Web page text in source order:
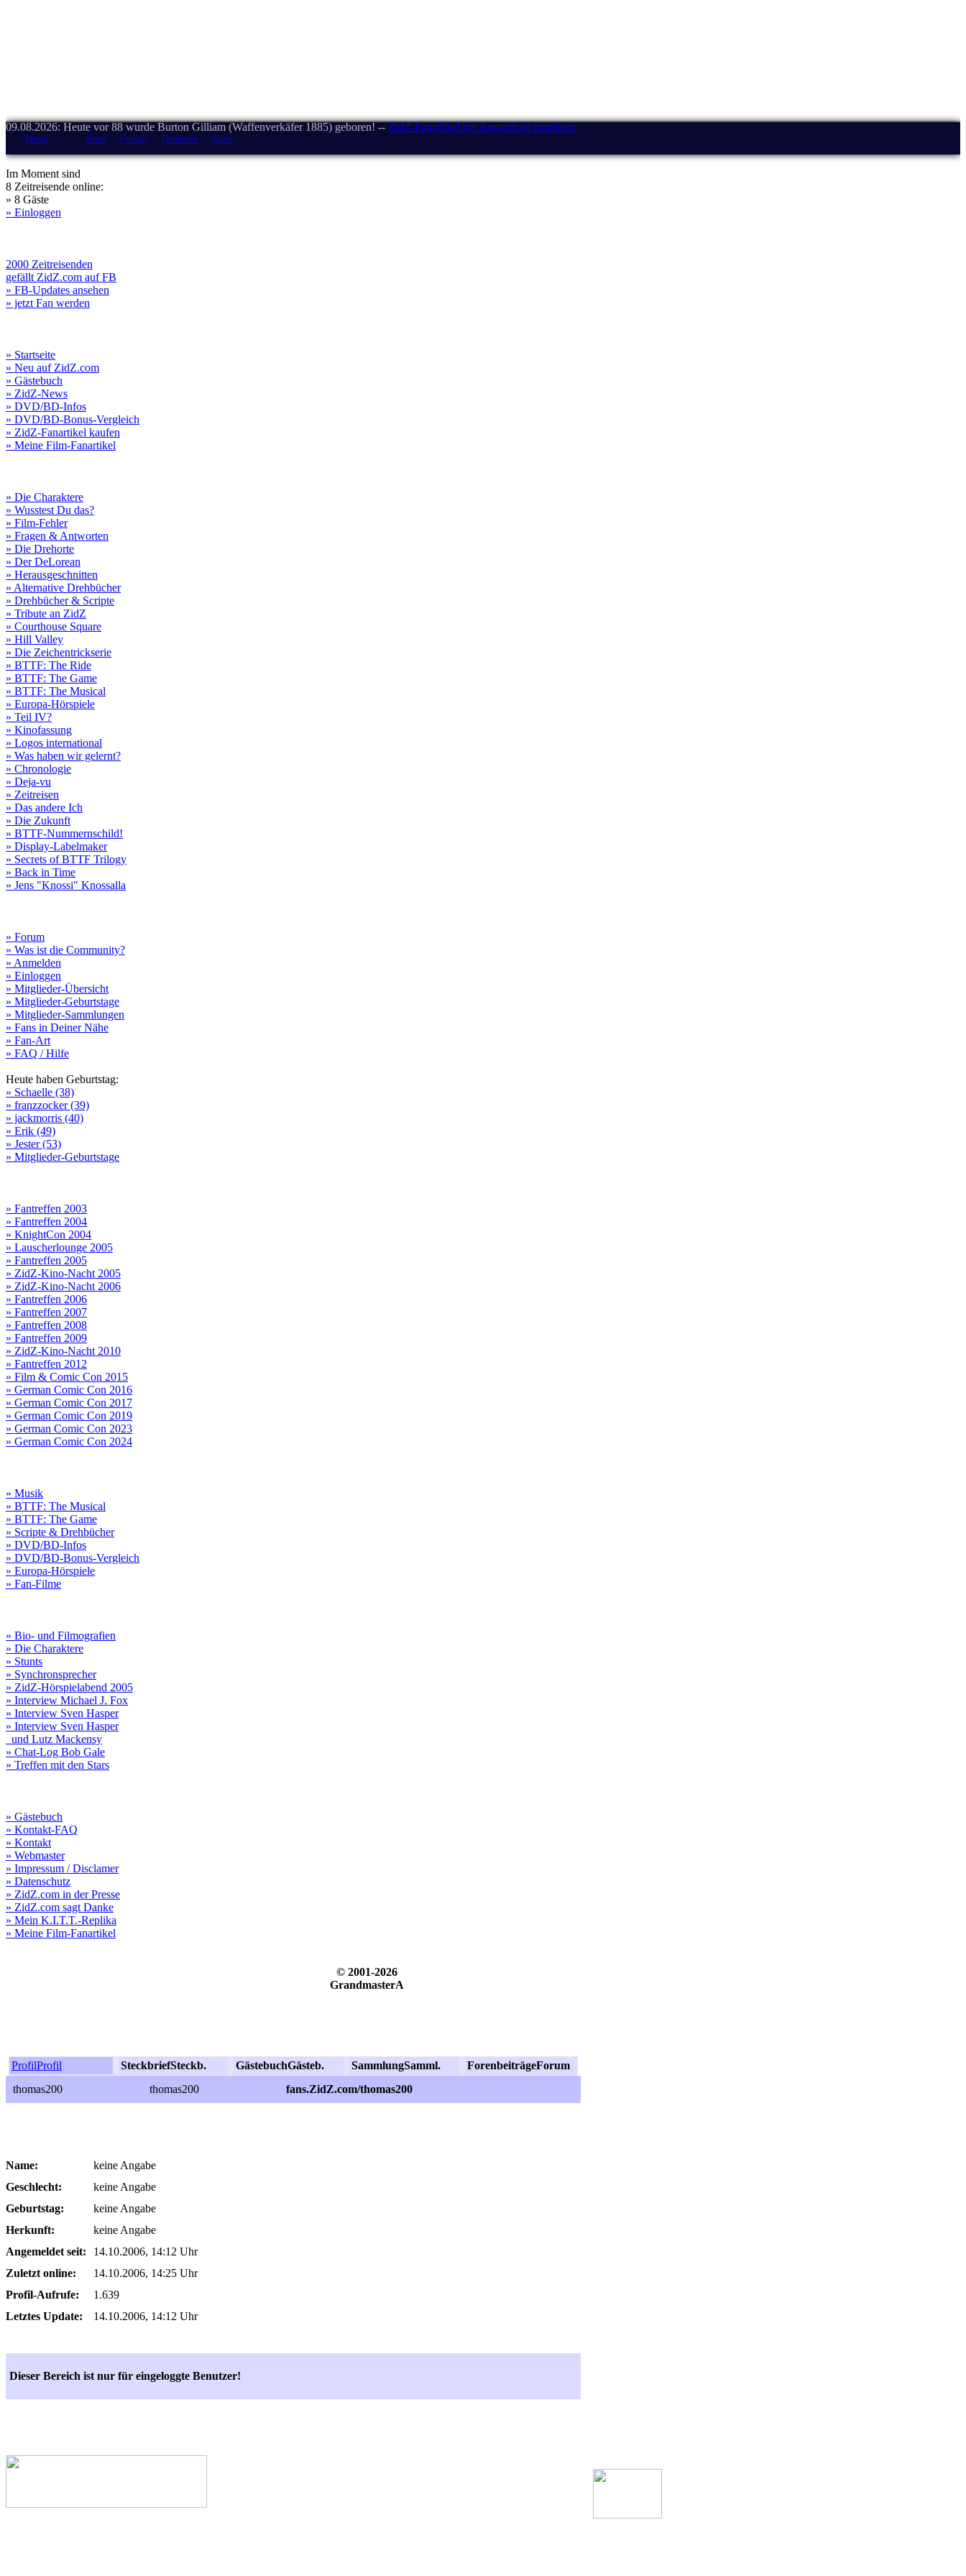
09.08.2026: Heute vor 88 wurde Burton Gilliam (Waffenverkäfer 1885) geboren! -- ZidZ-Fanartikel bei Amazon.de bestellen!
Menü Start Forum Drehorte Stars
Im Moment sind
8 Zeitreisende online:
» 8 Gäste
» Einloggen
2000 Zeitreisenden
gefällt ZidZ.com auf FB
» FB-Updates ansehen
» jetzt Fan werden
» Startseite
» Neu auf ZidZ.com
» Gästebuch
» ZidZ-News
» DVD/BD-Infos
» DVD/BD-Bonus-Vergleich
» ZidZ-Fanartikel kaufen
» Meine Film-Fanartikel
» Die Charaktere
» Wusstest Du das?
» Film-Fehler
» Fragen & Antworten
» Die Drehorte
» Der DeLorean
» Herausgeschnitten
» Alternative Drehbücher
» Drehbücher & Scripte
» Tribute an ZidZ
» Courthouse Square
» Hill Valley
» Die Zeichentrickserie
» BTTF: The Ride
» BTTF: The Game
» BTTF: The Musical
» Europa-Hörspiele
» Teil IV?
» Kinofassung
» Logos international
» Was haben wir gelernt?
» Chronologie
» Deja-vu
» Zeitreisen
» Das andere Ich
» Die Zukunft
» BTTF-Nummernschild!
» Display-Labelmaker
» Secrets of BTTF Trilogy
» Back in Time
» Jens "Knossi" Knossalla
» Forum
» Was ist die Community?
» Anmelden
» Einloggen
» Mitglieder-Übersicht
» Mitglieder-Geburtstage
» Mitglieder-Sammlungen
» Fans in Deiner Nähe
» Fan-Art
» FAQ / Hilfe
Heute haben Geburtstag:
» Schaelle (38)
» franzzocker (39)
» jackmorris (40)
» Erik (49)
» Jester (53)
» Mitglieder-Geburtstage
» Fantreffen 2003
» Fantreffen 2004
» KnightCon 2004
» Lauscherlounge 2005
» Fantreffen 2005
» ZidZ-Kino-Nacht 2005
» ZidZ-Kino-Nacht 2006
» Fantreffen 2006
» Fantreffen 2007
» Fantreffen 2008
» Fantreffen 2009
» ZidZ-Kino-Nacht 2010
» Fantreffen 2012
» Film & Comic Con 2015
» German Comic Con 2016
» German Comic Con 2017
» German Comic Con 2019
» German Comic Con 2023
» German Comic Con 2024
» Musik
» BTTF: The Musical
» BTTF: The Game
» Scripte & Drehbücher
» DVD/BD-Infos
» DVD/BD-Bonus-Vergleich
» Europa-Hörspiele
» Fan-Filme
» Bio- und Filmografien
» Die Charaktere
» Stunts
» Synchronsprecher
» ZidZ-Hörspielabend 2005
» Interview Michael J. Fox
» Interview Sven Hasper
» Interview Sven Hasper
und Lutz Mackensy
» Chat-Log Bob Gale
» Treffen mit den Stars
» Gästebuch
» Kontakt-FAQ
» Kontakt
» Webmaster
» Impressum / Disclamer
» Datenschutz
» ZidZ.com in der Presse
» ZidZ.com sagt Danke
» Mein K.I.T.T.-Replika
» Meine Film-Fanartikel
© 2001-2026
GrandmasterA
ProfilProfil SteckbriefSteckb. GästebuchGästeb. SammlungSamml. ForenbeiträgeForum
thomas200
thomas200 fans.ZidZ.com/thomas200
Name:
keine Angabe
Geschlecht:
keine Angabe
Geburtstag:
keine Angabe
Herkunft:
keine Angabe
Angemeldet seit:
14.10.2006, 14:12 Uhr
Zuletzt online:
14.10.2006, 14:25 Uhr
Profil-Aufrufe:
1.639
Letztes Update:
14.10.2006, 14:12 Uhr
Dieser Bereich ist nur für eingeloggte Benutzer!